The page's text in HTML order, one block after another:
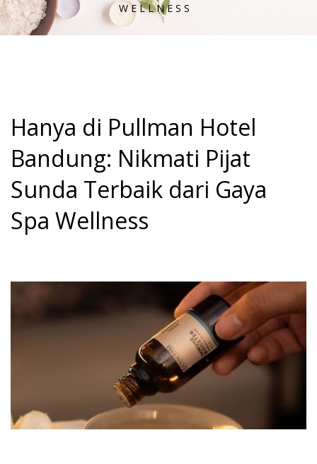
WELLNESS
Hanya di Pullman Hotel
Bandung: Nikmati Pijat
Sunda Terbaik dari Gaya
Spa Wellness